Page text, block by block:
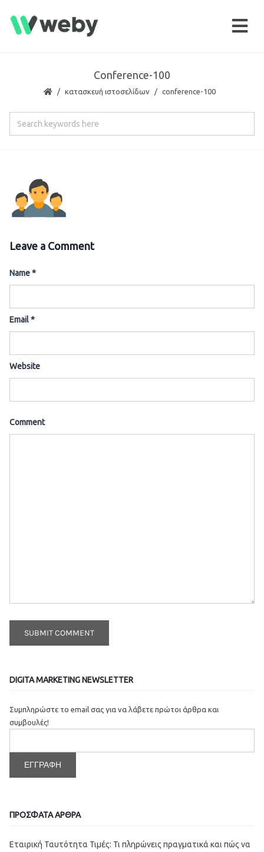
Conference-100
κατασκευή ιστοσελίδων conference-100
Leave a Comment
Name*
Email*
Website
Comment
DIGITA MARKETING NEWSLETTER
Συμπληρώστε το email σας για να λάβετε πρώτοι άρθρα και
συμβουλές!
ΠΡΟΣΦΑΤΑ ΑΡΘΡΑ
Εταιρική Ταυτότητα Τιμές: Τι πληρώνεις πραγματικά και πώς να